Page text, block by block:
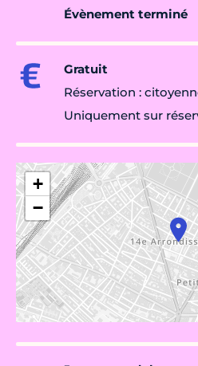
Évènement terminé
Gratuit
Réservation :
Uniquement sur
+
−